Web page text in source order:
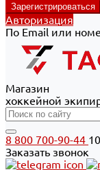
Авторизация
По Email или
Магазин
хоккейной
8 800 700-90-44
Заказать звонок